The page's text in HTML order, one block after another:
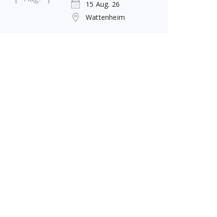
15 Aug. 26
Wattenheim